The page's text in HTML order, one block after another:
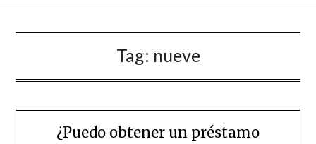
Tag: nueve
¿Puedo obtener un préstamo